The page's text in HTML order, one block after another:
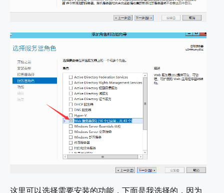
这里可以选择需要安装的功能，下面是我选择的，因为